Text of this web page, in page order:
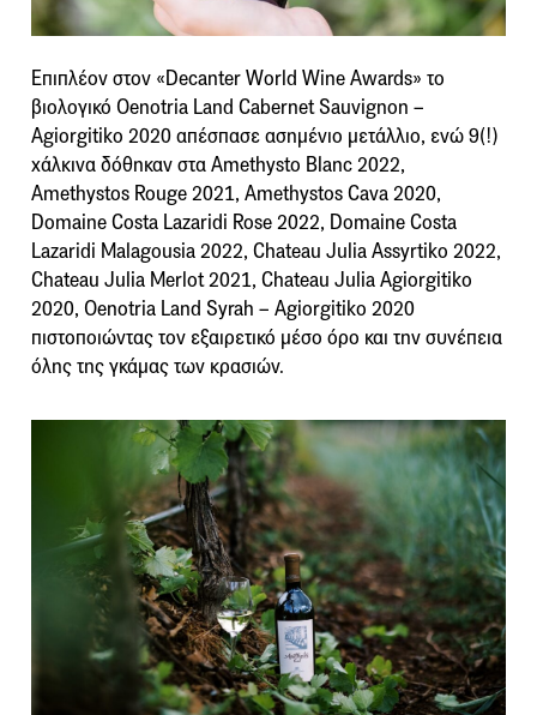
Επιπλέον στον «Decanter World Wine Awards» το
βιολογικό Oenotria Land Cabernet Sauvignon –
Agiorgitiko 2020 απέσπασε ασημένιο μετάλλιο, ενώ 9(!)
χάλκινα δόθηκαν στα Amethysto Blanc 2022,
Amethystos Rouge 2021, Amethystos Cava 2020,
Domaine Costa Lazaridi Rose 2022, Domaine Costa
Lazaridi Malagousia 2022, Chateau Julia Assyrtiko 2022,
Chateau Julia Merlot 2021, Chateau Julia Agiorgitiko
2020, Oenotria Land Syrah – Agiorgitiko 2020
πιστοποιώντας τον εξαιρετικό μέσο όρο και την συνέπεια
όλης της γκάμας των κρασιών.